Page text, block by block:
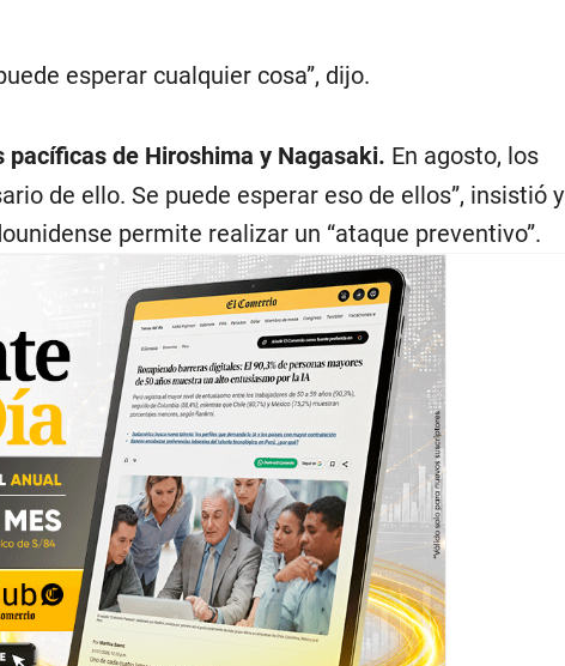
esperar cualquier cosa”, dijo.
pacíficas de Hiroshima y Nagasaki. En agosto, los
de ello. Se puede esperar eso de ellos”, insistió y
permite realizar un “ataque preventivo”.